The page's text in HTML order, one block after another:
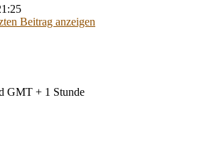
GMT + 1 Stunde